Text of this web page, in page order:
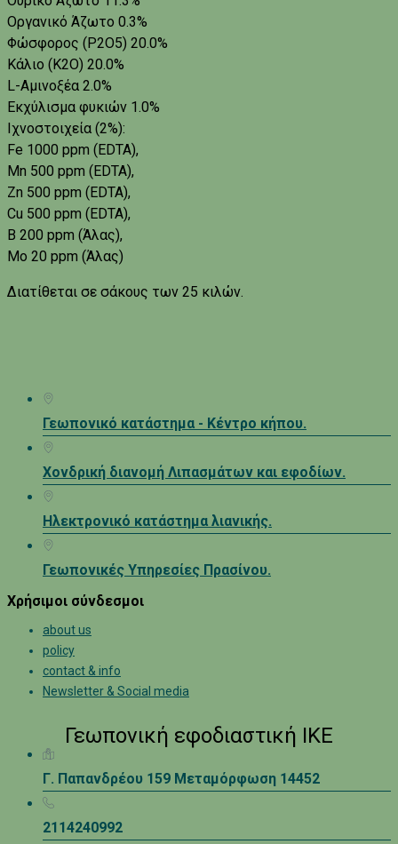
Οργανικό Άζωτο 0.3%
Φώσφορος (P2O5) 20.0%
Κάλιο (Κ2Ο) 20.0%
L-Αμινοξέα 2.0%
Εκχύλισμα φυκιών 1.0%
Ιχνοστοιχεία (2%):
Fe 1000 ppm (EDTA),
Mn 500 ppm (EDTA),
Zn 500 ppm (EDTA),
Cu 500 ppm (EDTA),
B 200 ppm (Άλας),
Mo 20 ppm (Άλας)
Διατίθεται σε σάκους των 25 κιλών.
Γεωπονικό κατάστημα - Κέντρο κήπου.
Χονδρική διανομή Λιπασμάτων και εφοδίων.
Ηλεκτρονικό κατάστημα λιανικής.
Γεωπονικές Υπηρεσίες Πρασίνου.
Χρήσιμοι σύνδεσμοι
about us
policy
contact & info
Newsletter & Social media
Γεωπονική εφοδιαστική ΙΚΕ
Γ. Παπανδρέου 159 Μεταμόρφωση 14452
2114240992